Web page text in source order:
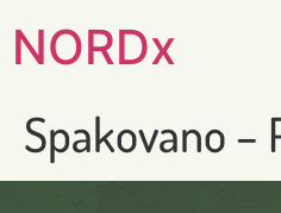
NORDx
Spakovano –